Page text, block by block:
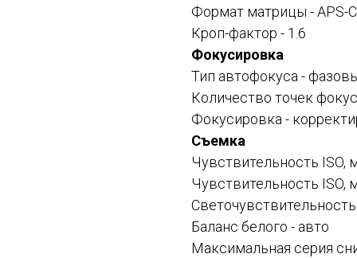
Формат матрицы - APS-C
Кроп-фактор - 1.6
Фокусировка
Тип автофокуса -
Количество точек
Фокусировка -
Съемка
Чувствительность ISO,
Чувствительность ISO,
Баланс белого - авто
Максимальная серия